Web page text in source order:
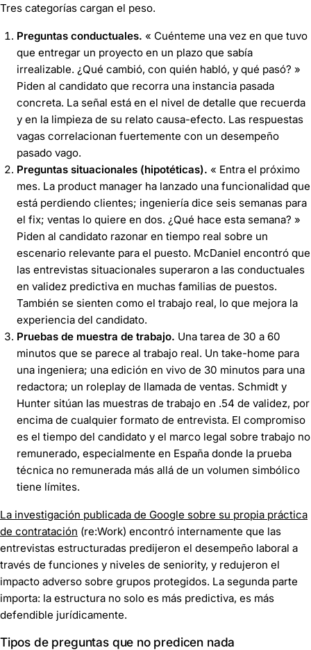
Tres categorías cargan el peso.
Preguntas conductuales. « Cuénteme una vez en que tuvo
que entregar un proyecto en un plazo que sabía
irrealizable. ¿Qué cambió, con quién habló, y qué pasó? »
Piden al candidato que recorra una instancia pasada
concreta. La señal está en el nivel de detalle que recuerda
y en la limpieza de su relato causa-efecto. Las respuestas
vagas correlacionan fuertemente con un desempeño
pasado vago.
Preguntas situacionales (hipotéticas). « Entra el próximo
mes. La product manager ha lanzado una funcionalidad que
está perdiendo clientes; ingeniería dice seis semanas para
el fix; ventas lo quiere en dos. ¿Qué hace esta semana? »
Piden al candidato razonar en tiempo real sobre un
escenario relevante para el puesto. McDaniel encontró que
las entrevistas situacionales superaron a las conductuales
en validez predictiva en muchas familias de puestos.
También se sienten como el trabajo real, lo que mejora la
experiencia del candidato.
Pruebas de muestra de trabajo. Una tarea de 30 a 60
minutos que se parece al trabajo real. Un take-home para
una ingeniera; una edición en vivo de 30 minutos para una
redactora; un roleplay de llamada de ventas. Schmidt y
Hunter sitúan las muestras de trabajo en .54 de validez, por
encima de cualquier formato de entrevista. El compromiso
es el tiempo del candidato y el marco legal sobre trabajo no
remunerado, especialmente en España donde la prueba
técnica no remunerada más allá de un volumen simbólico
tiene límites.
La investigación publicada de Google sobre su propia práctica
de contratación (re:Work) encontró internamente que las
entrevistas estructuradas predijeron el desempeño laboral a
través de funciones y niveles de seniority, y redujeron el
impacto adverso sobre grupos protegidos. La segunda parte
importa: la estructura no solo es más predictiva, es más
defendible jurídicamente.
Tipos de preguntas que no predicen nada